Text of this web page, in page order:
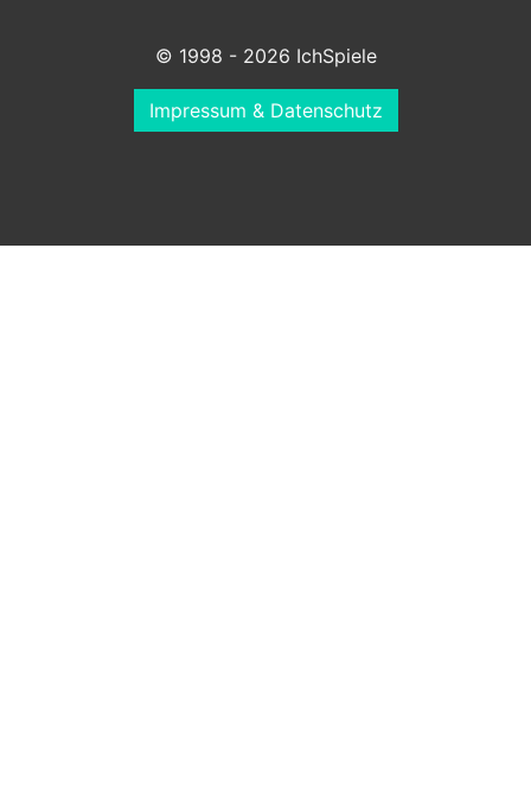
© 1998 - 2026 IchSpiele
Impressum & Datenschutz